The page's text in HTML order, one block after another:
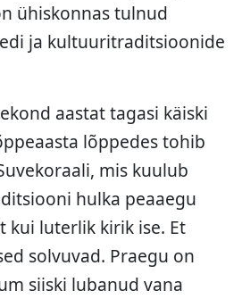
ühiskonnas tulnud
ja kultuuritraditsioonide
aastat tagasi käiski
lõppedes tohib
mis kuulub
hulka peaaegu
kui luterlik kirik ise. Et
solvuvad. Praegu on
siiski lubanud vana